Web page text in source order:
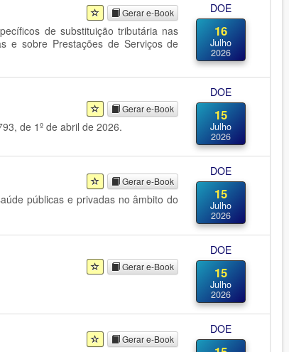
Gerar e-Book
de substituição tributária nas
e sobre Prestações de Serviços de
DOE
16
Julho
2026
Gerar e-Book
de 1º de abril de 2026.
DOE
15
Julho
2026
Gerar e-Book
públicas e privadas no âmbito do
DOE
15
Julho
2026
Gerar e-Book
DOE
15
Julho
2026
Gerar e-Book
DOE